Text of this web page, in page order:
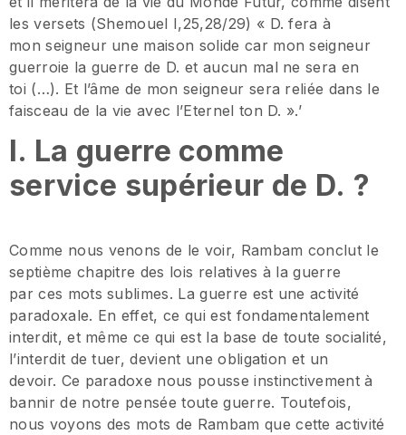
les versets (Shemouel I,25,28/29) « D. fera à
mon seigneur une maison solide car mon seigneur
guerroie la guerre de D. et aucun mal ne sera en
toi (…). Et l’âme de mon seigneur sera reliée dans le
faisceau de la vie avec l’Eternel ton D. ».’
I. La guerre comme
service supérieur de D. ?
Comme nous venons de le voir, Rambam conclut le
septième chapitre des lois relatives à la guerre
par ces mots sublimes. La guerre est une activité
paradoxale. En effet, ce qui est fondamentalement
interdit, et même ce qui est la base de toute socialité,
l’interdit de tuer, devient une obligation et un
devoir. Ce paradoxe nous pousse instinctivement à
bannir de notre pensée toute guerre. Toutefois,
nous voyons des mots de Rambam que cette activité